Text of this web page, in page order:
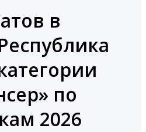
в
по
2026